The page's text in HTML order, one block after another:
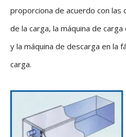
proporciona de acuerdo con las
de la carga, la máquina de
y la máquina de descarga en la
carga.